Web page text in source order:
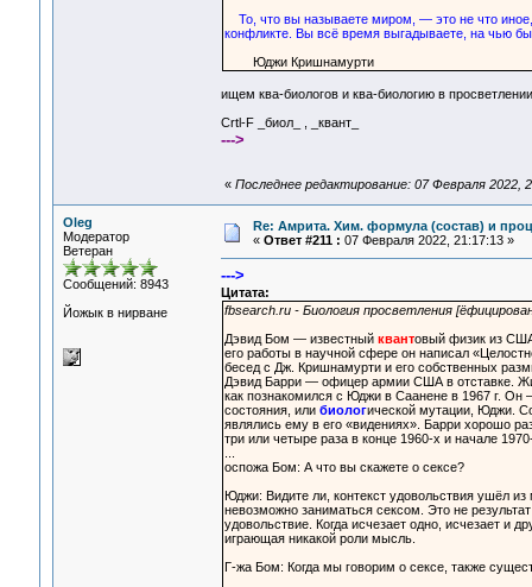
То, что вы называете миром, — это не что
конфликте. Вы всё время выгадываете, на чью бы
Юджи Кришнамурти
ищем ква-биологов и ква-биологию в
Crtl-F _биол_ , _квант_
--->
« Последнее редактирование: 07 Февраля 2022,
Oleg
Модератор
Ветеран
Сообщений: 8943
Йожык в нирване
Re: Амрита. Хим. формула (состав) и
« Ответ #211 : 07 Февраля 2022, 21:17:13 »
--->
Цитата:
fbsearch.ru - Биология просветления
Дэвид Бом — известный квантовый физик из
его работы в научной сфере он написал
бесед с Дж. Кришнамурти и его собственных
Дэвид Барри — офицер армии США в отставке.
как познакомился с Юджи в Саанене в 1967 г. Он
состояния, или биологической мутации, Юджи.
являлись ему в его «видениях». Барри хорошо
три или четыре раза в конце 1960-х и начале
оспожа Бом: А что вы скажете о сексе?
Юджи: Видите ли, контекст удовольствия ушёл
невозможно заниматься сексом. Это не
удовольствие. Когда исчезает одно, исчезает и
играющая никакой роли мысль.
Г-жа Бом: Когда мы говорим о сексе, также